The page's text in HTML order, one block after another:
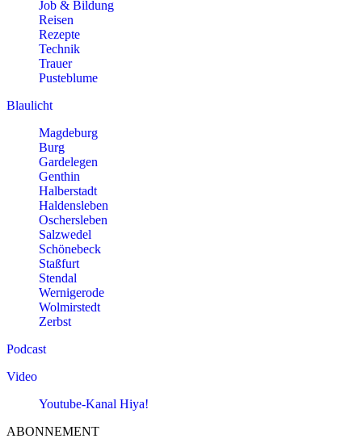
Job & Bildung
Reisen
Rezepte
Technik
Trauer
Pusteblume
Blaulicht
Magdeburg
Burg
Gardelegen
Genthin
Halberstadt
Haldensleben
Oschersleben
Salzwedel
Schönebeck
Staßfurt
Stendal
Wernigerode
Wolmirstedt
Zerbst
Podcast
Video
Youtube-Kanal Hiya!
ABONNEMENT